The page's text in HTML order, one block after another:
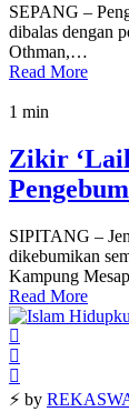
SEPANG –
dibalas dengan
Othman,…
Read More
1 min
Zikir
SIPITANG –
dikebumikan
Kampung
Read More
⚡ by